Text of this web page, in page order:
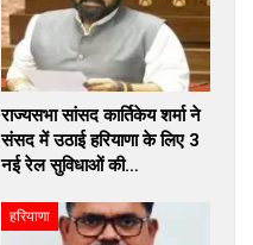
राज्यसभा सांसद कार्तिकेय शर्मा ने
संसद में उठाई हरियाणा के लिए 3
नई रेल सुविधाओं की…
हरियाणा